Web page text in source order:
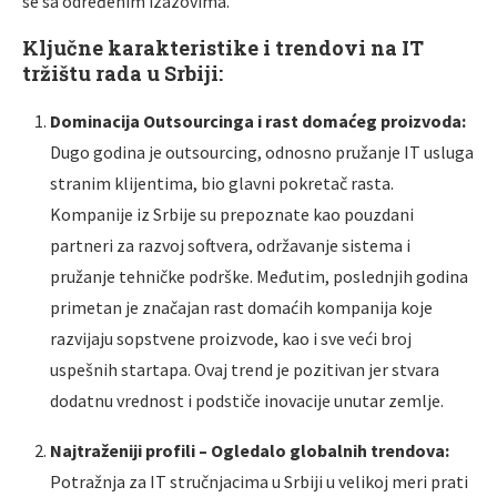
Ključne karakteristike i trendovi na IT
tržištu rada u Srbiji:
Dominacija Outsourcinga i rast domaćeg proizvoda:
Dugo godina je outsourcing, odnosno pružanje IT usluga
stranim klijentima, bio glavni pokretač rasta.
Kompanije iz Srbije su prepoznate kao pouzdani
partneri za razvoj softvera, održavanje sistema i
pružanje tehničke podrške. Međutim, poslednjih godina
primetan je značajan rast domaćih kompanija koje
razvijaju sopstvene proizvode, kao i sve veći broj
uspešnih startapa. Ovaj trend je pozitivan jer stvara
dodatnu vrednost i podstiče inovacije unutar zemlje.
Najtraženiji profili – Ogledalo globalnih trendova:
Potražnja za IT stručnjacima u Srbiji u velikoj meri prati